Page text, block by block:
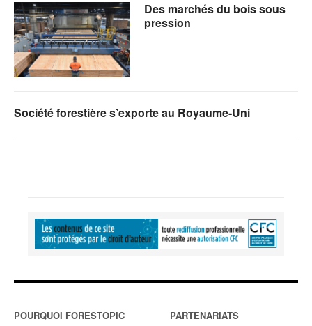
Des marchés du bois sous
pression
Société forestière s’exporte au Royaume-Uni
POURQUOI FORESTOPIC PARTENARIATS